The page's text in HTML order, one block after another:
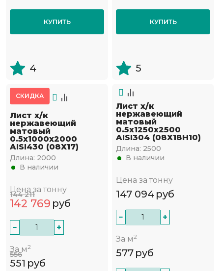
КУПИТЬ
4
КУПИТЬ
5
СКИДКА
Лист х/к
нержавеющий
матовый
0.5х1000х2000
AISI430 (08Х17)
Длина: 2000
В наличии
Цена за тонну
144 211
142 769 руб
− +
За м2
556
551 руб
Лист х/к
нержавеющий
матовый
0.5х1250х2500
AISI304 (08Х18Н10)
Длина: 2500
В наличии
Цена за тонну
147 094 руб
− +
За м2
577 руб